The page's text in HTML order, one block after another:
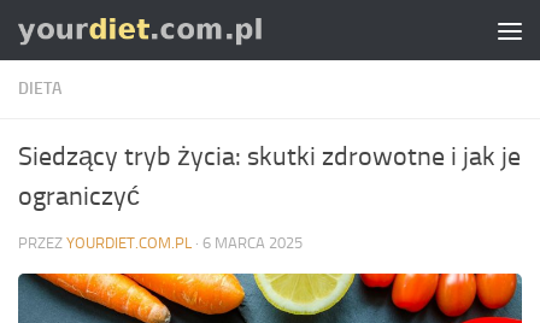
Skip to content
DIETA
Siedzący tryb życia: skutki zdrowotne i jak je
ograniczyć
PRZEZ YOURDIET.COM.PL · 6 MARCA 2025